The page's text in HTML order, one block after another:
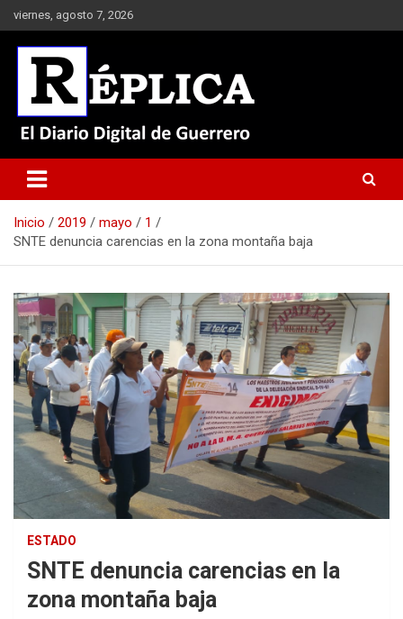
Saltar
al
contenido
viernes, agosto 7, 2026
Réplica
Inicio 2019 mayo
1
SNTE denuncia carencias en la zona montaña baja
ESTADO
SNTE denuncia carencias en la
zona montaña baja